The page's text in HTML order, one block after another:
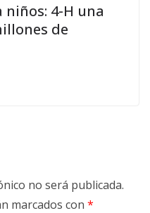
4-H una
de
no será publicada.
marcados con *